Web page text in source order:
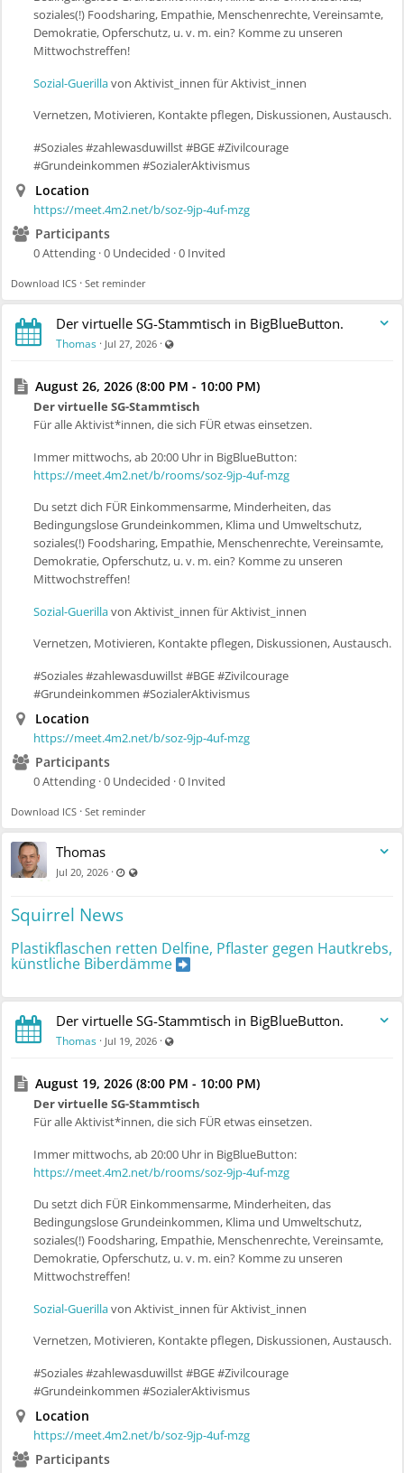
soziales(!) Foodsharing, Empathie, Menschenrechte, Vereinsamte,
Demokratie, Opferschutz, u. v. m. ein? Komme zu unseren
Mittwochstreffen!
Sozial-Guerillavon Aktivist_innen für Aktivist_innen
Vernetzen, Motivieren, Kontakte pflegen, Diskussionen, Austausch.
#Soziales #zahlewasduwillst #BGE #Zivilcourage
#Grundeinkommen #SozialerAktivismus
Location
https://meet.4m2.net/b/soz-9jp-4uf-mzg
Participants
0 Attending · 0 Undecided · 0 Invited
Download ICS · Set reminder
Der virtuelle SG-Stammtisch in BigBlueButton.
Thomas · Jul 27, 2026 ·
August 26, 2026 (8:00 PM - 10:00 PM)
Der virtuelle SG-Stammtisch
Für alle Aktivist*innen, die sich FÜR etwas einsetzen.
Immer mittwochs, ab 20:00 Uhr in BigBlueButton:
https://meet.4m2.net/b/rooms/soz-9jp-4uf-mzg
Du setzt dich FÜR Einkommensarme, Minderheiten, das
Bedingungslose Grundeinkommen, Klima und Umweltschutz,
soziales(!) Foodsharing, Empathie, Menschenrechte, Vereinsamte,
Demokratie, Opferschutz, u. v. m. ein? Komme zu unseren
Mittwochstreffen!
Sozial-Guerillavon Aktivist_innen für Aktivist_innen
Vernetzen, Motivieren, Kontakte pflegen, Diskussionen, Austausch.
#Soziales #zahlewasduwillst #BGE #Zivilcourage
#Grundeinkommen #SozialerAktivismus
Location
https://meet.4m2.net/b/soz-9jp-4uf-mzg
Participants
0 Attending · 0 Undecided · 0 Invited
Download ICS · Set reminder
Thomas
Jul 20, 2026 · Last updated Jul 20, 2026 - 4:44 PM
Squirrel News
Plastikflaschen retten Delfine, Pflaster gegen Hautkrebs,
künstliche Biberdämme
Der virtuelle SG-Stammtisch in BigBlueButton.
Thomas · Jul 19, 2026 ·
August 19, 2026 (8:00 PM - 10:00 PM)
Der virtuelle SG-Stammtisch
Für alle Aktivist*innen, die sich FÜR etwas einsetzen.
Immer mittwochs, ab 20:00 Uhr in BigBlueButton:
https://meet.4m2.net/b/rooms/soz-9jp-4uf-mzg
Du setzt dich FÜR Einkommensarme, Minderheiten, das
Bedingungslose Grundeinkommen, Klima und Umweltschutz,
soziales(!) Foodsharing, Empathie, Menschenrechte, Vereinsamte,
Demokratie, Opferschutz, u. v. m. ein? Komme zu unseren
Mittwochstreffen!
Sozial-Guerillavon Aktivist_innen für Aktivist_innen
Vernetzen, Motivieren, Kontakte pflegen, Diskussionen, Austausch.
#Soziales #zahlewasduwillst #BGE #Zivilcourage
#Grundeinkommen #SozialerAktivismus
Location
https://meet.4m2.net/b/soz-9jp-4uf-mzg
Participants